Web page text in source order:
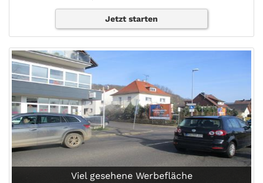
Jetzt starten
Viel gesehene Werbefläche